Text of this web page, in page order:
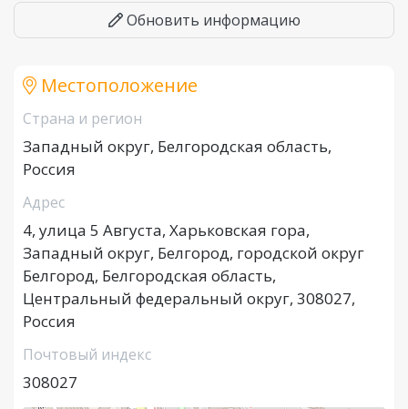
Обновить информацию
Местоположение
Страна и регион
Западный округ, Белгородская область,
Россия
Адрес
4, улица 5 Августа, Харьковская гора,
Западный округ, Белгород, городской округ
Белгород, Белгородская область,
Центральный федеральный округ, 308027,
Россия
Почтовый индекс
308027